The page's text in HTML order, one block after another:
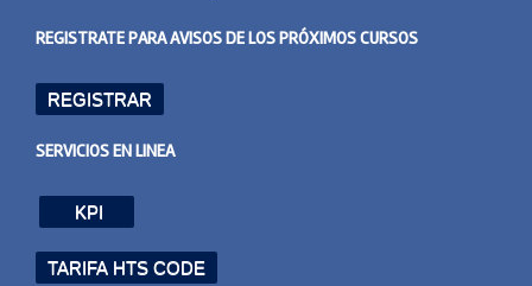
REGISTRATE PARA AVISOS DE LOS PRÓXIMOS CURSOS
REGISTRAR
SERVICIOS EN LINEA
KPI
TARIFA HTS CODE